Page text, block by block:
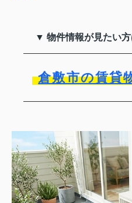
▼ 物件情報が見たい
倉敷市の賃貸